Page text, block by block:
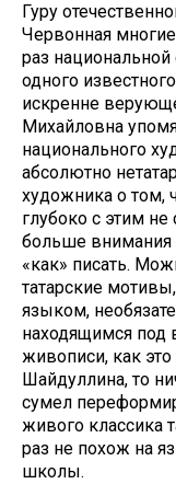
Гуру
Червонная
раз
одного
искренне
Михайловна
национального
абсолютно
художника о том,
глубоко с этим
больше внимания
«как» писать.
татарские
языком,
находящимся под
живописи, как
Шайдуллина, то
сумел
живого классика
раз не похож на
школы.